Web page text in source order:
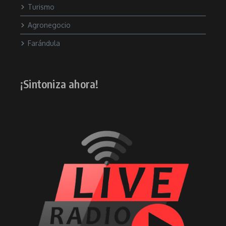
Turismo
Agronegocio
Farándula
¡Sintoniza ahora!